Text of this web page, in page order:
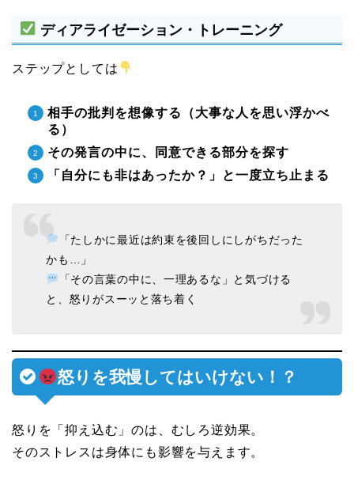
ディアライゼーション・トレーニング
ステップとしては
相手の批判を想像する（大事な人を思い浮かべ
る）
その発言の中に、同意できる部分を探す
「自分にも非はあったか？」と一度立ち止まる
「たしかに最近は約束を後回しにしがちだった
かも…」
「その言葉の中に、一理あるな」と気づける
と、怒りがスーッと落ち着く
怒りを我慢してはいけない！？
怒りを「抑え込む」のは、むしろ逆効果。
そのストレスは身体にも影響を与えます。